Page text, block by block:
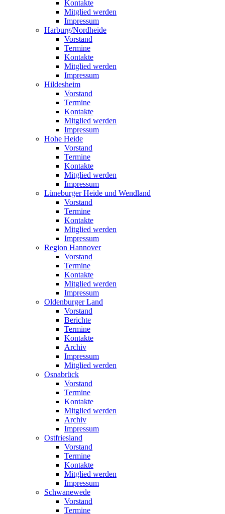
Kontakte
Mitglied werden
Impressum
Harburg/Nordheide
Vorstand
Termine
Kontakte
Mitglied werden
Impressum
Hildesheim
Vorstand
Termine
Kontakte
Mitglied werden
Impressum
Hohe Heide
Vorstand
Termine
Kontakte
Mitglied werden
Impressum
Lüneburger Heide und Wendland
Vorstand
Termine
Kontakte
Mitglied werden
Impressum
Region Hannover
Vorstand
Termine
Kontakte
Mitglied werden
Impressum
Oldenburger Land
Vorstand
Berichte
Termine
Kontakte
Archiv
Impressum
Mitglied werden
Osnabrück
Vorstand
Termine
Kontakte
Mitglied werden
Archiv
Impressum
Ostfriesland
Vorstand
Termine
Kontakte
Mitglied werden
Impressum
Schwanewede
Vorstand
Termine